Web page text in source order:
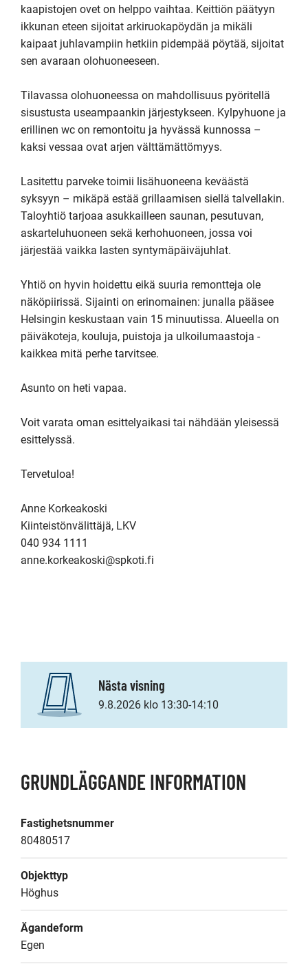
kaapistojen ovet on helppo vaihtaa. Keittiön päätyyn
ikkunan eteen sijoitat arkiruokapöydän ja mikäli
kaipaat juhlavampiin hetkiin pidempää pöytää, sijoitat
sen avaraan olohuoneeseen.
Tilavassa olohuoneessa on mahdollisuus pyöritellä
sisustusta useampaankin järjestykseen. Kylpyhuone ja
erillinen wc on remontoitu ja hyvässä kunnossa –
kaksi vessaa ovat arjen välttämättömyys.
Lasitettu parveke toimii lisähuoneena keväästä
syksyyn – mikäpä estää grillaamisen siellä talvellakin.
Taloyhtiö tarjoaa asukkailleen saunan, pesutuvan,
askarteluhuoneen sekä kerhohuoneen, jossa voi
järjestää vaikka lasten syntymäpäiväjuhlat.
Yhtiö on hyvin hoidettu eikä suuria remontteja ole
näköpiirissä. Sijainti on erinomainen: junalla pääsee
Helsingin keskustaan vain 15 minuutissa. Alueella on
päiväkoteja, kouluja, puistoja ja ulkoilumaastoja -
kaikkea mitä perhe tarvitsee.
Asunto on heti vapaa.
Voit varata oman esittelyaikasi tai nähdään yleisessä
esittelyssä.
Tervetuloa!
Anne Korkeakoski
Kiinteistönvälittäjä, LKV
040 934 1111
anne.korkeakoski@spkoti.fi
Nästa visning
9.8.2026 klo 13:30-14:10
GRUNDLÄGGANDE INFORMATION
Fastighetsnummer
80480517
Objekttyp
Höghus
Ägandeform
Egen